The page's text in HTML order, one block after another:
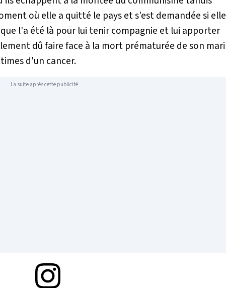
où elle a quitté le pays et s'est demandée si elle
l'a été là pour lui tenir compagnie et lui apporter
dû faire face à la mort prématurée de son mari
d'un cancer.
La suite après cette publicité